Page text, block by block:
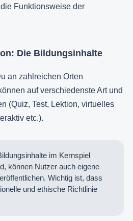
Funktionsweise der
Die Bildungsinhalte
an zahlreichen Orten
auf verschiedenste Art und
(Quiz, Test, Lektion, virtuelles
etc.).
im Kernspiel
können Nutzer auch eigene
Wichtig ist, dass
und ethische Richtlinie